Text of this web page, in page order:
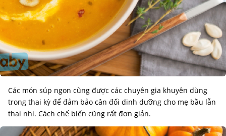
Các món súp ngon cũng được các chuyên gia khuyên dùng
trong thai kỳ để đảm bảo cân đối dinh dưỡng cho mẹ bầu lẫn
thai nhi. Cách chế biến cũng rất đơn giản.